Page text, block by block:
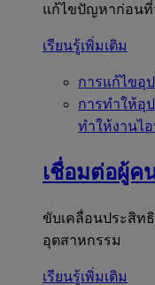
แก้ไขปัญหาก่อนที่
เรียนรู้เพิ่มเติม
การแก้ไขอุ
การทำให้อุ
ทำให้งานไ
เชื่อมต่อผู้ค
ขับเคลื่อนประสิท
อุตสาหกรรม
เรียนรู้เพิ่มเติม